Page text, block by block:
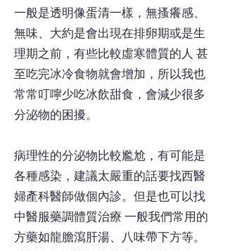
一般是透明像蛋清一樣，無搔癢感、
無味、大約是會出現在排卵期或是生
理期之前，有些比較虛寒體質的人 甚
至吃完冰冷食物就會增加，所以我也
常常叮嚀少吃冰飲甜食，會減少很多
分泌物的困擾。
病理性的分泌物比較尷尬，有可能是
各種感染，建議太嚴重的話要找西醫
婦產科醫師做個內診。但是也可以找
中醫服藥調體質治療 一般我們常用的
方藥如龍膽瀉肝湯、八味帶下方等。